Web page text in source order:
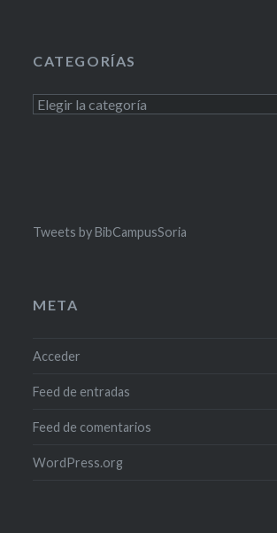
CATEGORÍAS
Categorías
Tweets by BibCampusSoria
META
Acceder
Feed de entradas
Feed de comentarios
WordPress.org